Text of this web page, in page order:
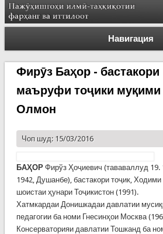
Навигация
Фирӯз Баҳор - бастакори
маъруфи тоҷики муқими
Олмон
Чоп шуд: 15/03/2016
БАҲОРФирўз Ҳоҷиевич (тававаллуд 19.
1942, Душанбе), бастакори тоҷик, Ходими
шоистаи ҳунари Тоҷикистон (1991).
Хатмкардаи Донишкадаи давлатии
педагогии ба номи Гнесинҳои Москва
Консерваторияи давлатии Тошканд ба